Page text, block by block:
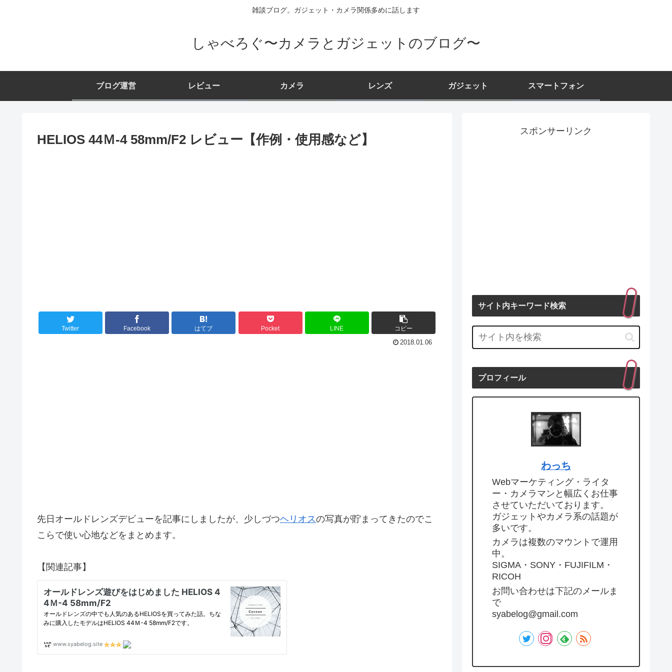
雑談ブログ。ガジェット・カメラ関係多めに話します
しゃべろぐ〜カメラとガジェットのブログ〜
ブログ運営 レビュー カメラ レンズ ガジェット スマートフォン
HELIOS 44Ｍ-4 58mm/F2 レビュー【作例・使用感など】
Twitter Facebook はてブ Pocket LINE コピー
2018.01.06
先日オールドレンズデビューを記事にしましたが、少しづつヘリオスの写真が貯まってきたのでこ
こらで使い心地などをまとめます。
【関連記事】
スポンサーリンク
サイト内キーワード検索
プロフィール
わっち
Webマーケティング・ライタ
ー・カメラマンと幅広くお仕事
させていただいております。
ガジェットやカメラ系の話題が
多いです。
カメラは複数のマウントで運用
中。
SIGMA・SONY・FUJIFILM・
RICOH
お問い合わせは下記のメールま
で
syabelog@gmail.com